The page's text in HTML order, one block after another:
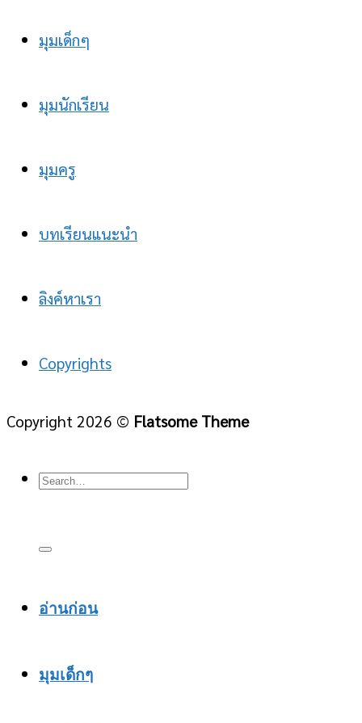
มุมเด็กๆ
มุมนักเรียน
มุมครู
บทเรียนแนะนำ
ลิงค์หาเรา
Copyrights
Copyright 2026 © Flatsome Theme
อ่านก่อน
มุมเด็กๆ